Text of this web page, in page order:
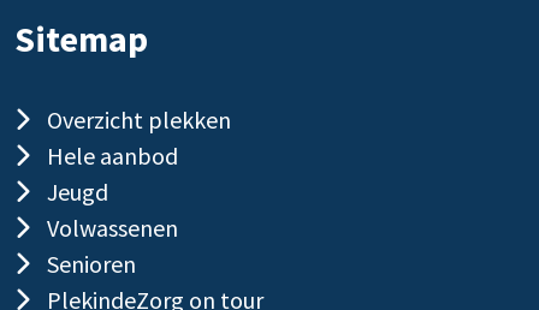
Sitemap
Overzicht plekken
Hele aanbod
Jeugd
Volwassenen
Senioren
PlekindeZorg on tour